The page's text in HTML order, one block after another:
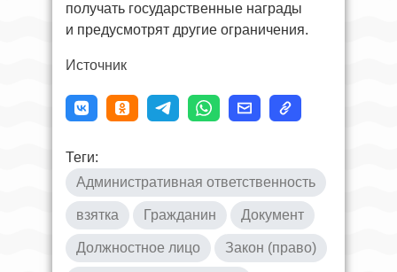
получать государственные награды
и предусмотрят другие ограничения.
Источник
Теги:
Административная ответственность
взятка Гражданин Документ
Должностное лицо Закон (право)